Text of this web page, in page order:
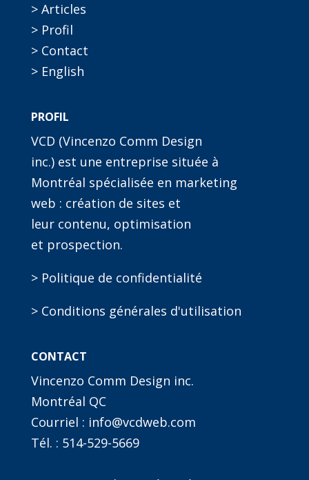
> Articles
> Profil
> Contact
> English
PROFIL
VCD (Vincenzo Comm Design
inc.) est une entreprise située à
Montréal spécialisée en marketing
web : création de sites et
leur contenu, optimisation
et prospection.
> Politique de confidentialité
> Conditions générales d'utilisation
CONTACT
Vincenzo Comm Design inc.
Montréal QC
Courriel : info@vcdweb.com
Tél. : 514-529-5669